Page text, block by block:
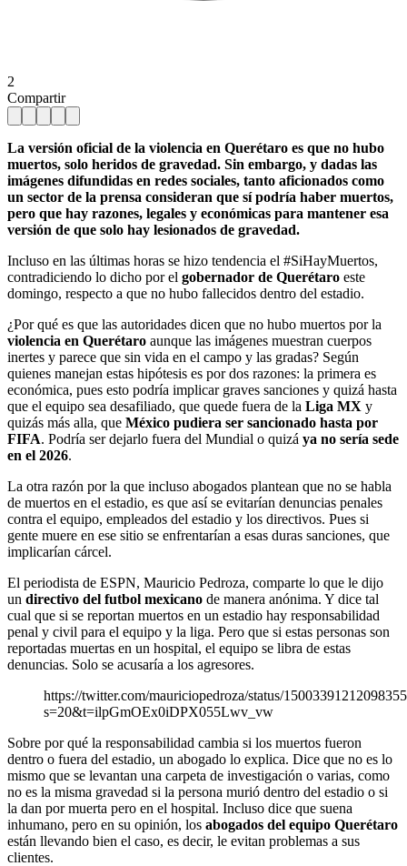
2
Compartir
La versión oficial de la violencia en Querétaro es que no hubo
muertos, solo heridos de gravedad. Sin embargo, y dadas las
imágenes difundidas en redes sociales, tanto aficionados como
un sector de la prensa consideran que sí podría haber muertos,
pero que hay razones, legales y económicas para mantener esa
versión de que solo hay lesionados de gravedad.
Incluso en las últimas horas se hizo tendencia el #SiHayMuertos,
contradiciendo lo dicho por el gobernador de Querétaro este
domingo, respecto a que no hubo fallecidos dentro del estadio.
¿Por qué es que las autoridades dicen que no hubo muertos por la
violencia en Querétaro aunque las imágenes muestran cuerpos
inertes y parece que sin vida en el campo y las gradas? Según
quienes manejan estas hipótesis es por dos razones: la primera es
económica, pues esto podría implicar graves sanciones y quizá hasta
que el equipo sea desafiliado, que quede fuera de la Liga MX y
quizás más alla, que México pudiera ser sancionado hasta por
FIFA. Podría ser dejarlo fuera del Mundial o quizá ya no sería sede
en el 2026.
La otra razón por la que incluso abogados plantean que no se habla
de muertos en el estadio, es que así se evitarían denuncias penales
contra el equipo, empleados del estadio y los directivos. Pues si
gente muere en ese sitio se enfrentarían a esas duras sanciones, que
implicarían cárcel.
El periodista de ESPN, Mauricio Pedroza, comparte lo que le dijo
un directivo del futbol mexicano de manera anónima. Y dice tal
cual que si se reportan muertos en un estadio hay responsabilidad
penal y civil para el equipo y la liga. Pero que si estas personas son
reportadas muertas en un hospital, el equipo se libra de estas
denuncias. Solo se acusaría a los agresores.
https://twitter.com/mauriciopedroza/status/
s=20&t=ilpGmOEx0iDPX055Lwv_vw
Sobre por qué la responsabilidad cambia si los muertos fueron
dentro o fuera del estadio, un abogado lo explica. Dice que no es lo
mismo que se levantan una carpeta de investigación o varias, como
no es la misma gravedad si la persona murió dentro del estadio o si
la dan por muerta pero en el hospital. Incluso dice que suena
inhumano, pero en su opinión, los abogados del equipo Querétaro
están llevando bien el caso, es decir, le evitan problemas a sus
clientes.